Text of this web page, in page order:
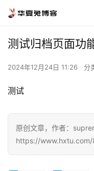
测试归档页面功
2024年12月24日 11:26 分
测试
原创文章，作者：
https://www.hxtu.com/